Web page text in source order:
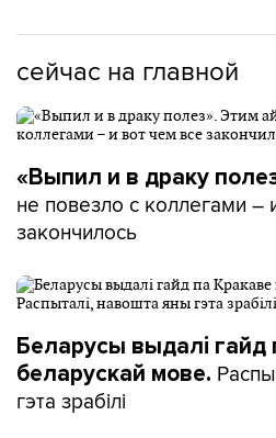
сейчас на главной
«Выпил и в драку
не повезло с коллегами –
закончилось
Беларусы выдалі гайд
беларускай мове.
гэта зрабілі